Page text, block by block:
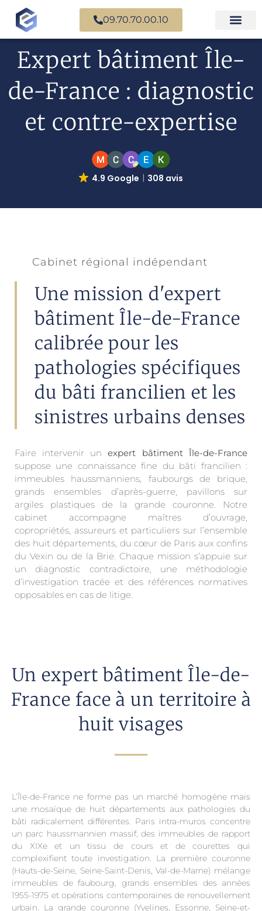
09.70.70.00.10
Expert bâtiment Île-
de-France : diagnostic
et contre-expertise
4.9 Google 308 avis
Cabinet régional indépendant
Une mission d'expert
bâtiment Île-de-France
calibrée pour les
pathologies spécifiques
du bâti francilien et les
sinistres urbains denses
Faire intervenir un expert bâtiment Île-de-France
suppose une connaissance fine du bâti francilien :
immeubles haussmanniens, faubourgs de brique,
grands ensembles d’après-guerre, pavillons sur
argiles plastiques de la grande couronne. Notre
cabinet accompagne maîtres d’ouvrage,
copropriétés, assureurs et particuliers sur l’ensemble
des huit départements, du cœur de Paris aux confins
du Vexin ou de la Brie. Chaque mission s’appuie sur
un diagnostic contradictoire, une méthodologie
d’investigation tracée et des références normatives
opposables en cas de litige.
Un expert bâtiment Île-de-
France face à un territoire à
huit visages
L’Île-de-France ne forme pas un marché homogène mais
une mosaïque de huit départements aux pathologies du
bâti radicalement différentes. Paris intra-muros concentre
un parc haussmannien massif, des immeubles de rapport
du XIXe et un tissu de cours et de courettes qui
complexifient toute investigation. La première couronne
(Hauts-de-Seine, Seine-Saint-Denis, Val-de-Marne) mélange
immeubles de faubourg, grands ensembles des années
1955-1975 et opérations contemporaines de renouvellement
urbain. La grande couronne (Yvelines, Essonne, Seine-et-